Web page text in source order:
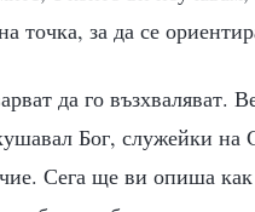
точка, за да се
да го възхваляват.
Бог, служейки на
Сега ще ви опиша